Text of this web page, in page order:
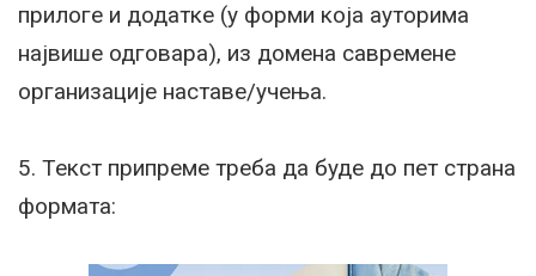
прилоге и додатке (у форми која ауторима
највише одговара), из домена савремене
организације наставе/учења.
5. Текст припреме треба да буде до пет страна
формата: